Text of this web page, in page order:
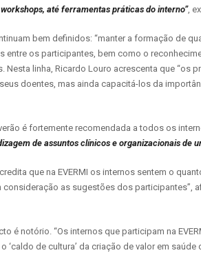
até ferramentas práticas do interno”,
bem definidos: “manter a formação de
entre os participantes, bem como o
Nesta linha, Ricardo Louro acrescenta que “os
doentes, mas ainda capacitá-los da
é fortemente recomendada a todos os
de assuntos clínicos e organizacionais de
que na EVERMI os internos sentem o
as sugestões dos participantes”,
é notório. “Os internos que participam na
‘caldo de cultura’ da criação de valor em